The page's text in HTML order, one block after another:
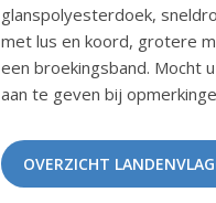
glanspolyesterdoek,
met lus en koord, grotere
een broekingsband. Mocht
aan te geven bij
OVERZICHT